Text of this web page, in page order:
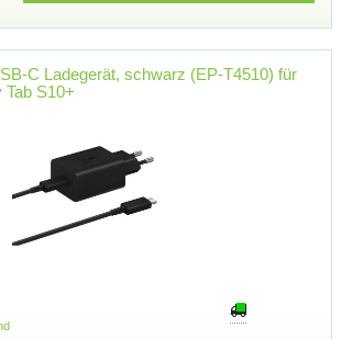
C Ladegerät, schwarz (EP-T4510) für
S10+